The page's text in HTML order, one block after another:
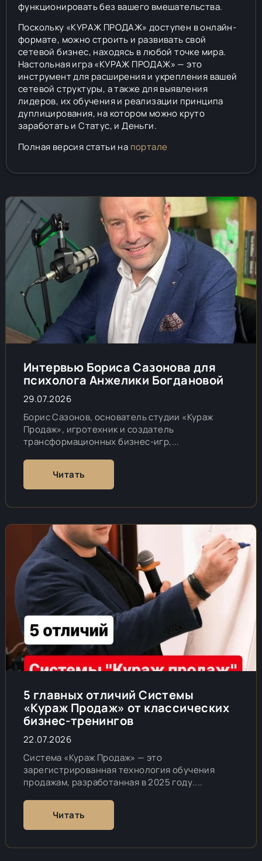
функционировать без вашего вмешательства.
Поскольку «КУРАЖ ПРОДАЖ» доступен в онлайн-
формате, можно строить и развивать свой
сетевой бизнес, находясь в любой точке мира.
Настольная игра «КУРАЖ ПРОДАЖ» — это
инструмент для расширения и укрепления вашей
сетевой структуры, а также для выявления
лидеров, их обучения и реализации принципа
дуплицирования, на котором можно круто
заработать и Статус, и Деньги.
Полная версия статьи на портале
Интервью Бориса Сазонова для
психолога Анжелики Богдановой
29.07.2026
Борис Сазонов, основатель студии «Кураж
Продаж», игротехник и создатель
трансформационных бизнес-игр,...
Читать
5 главных отличий Системы
«Кураж Продаж» от классических
бизнес-тренингов
22.07.2026
Система «Кураж Продаж» — это
зарегистрированная технология обучения
продажам, разработанная в 2025 году....
Читать